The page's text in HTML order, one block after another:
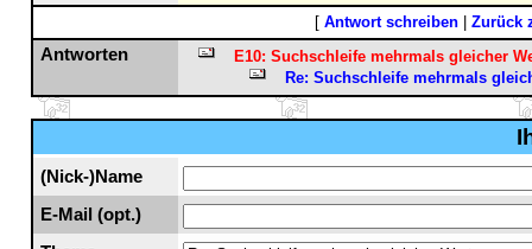
[ Antwort schreiben Zurück
Antworten
E10: Suchschleife mehrmals gleicher
Re: Suchschleife mehrmals
(Nick-)Name
E-Mail (opt.)